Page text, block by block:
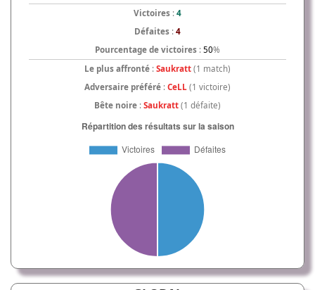
Victoires : 4
Défaites : 4
Pourcentage de victoires : 50%
Le plus affronté : Saukratt (1 match)
Adversaire préféré : CeLL (1 victoire)
Bête noire : Saukratt (1 défaite)